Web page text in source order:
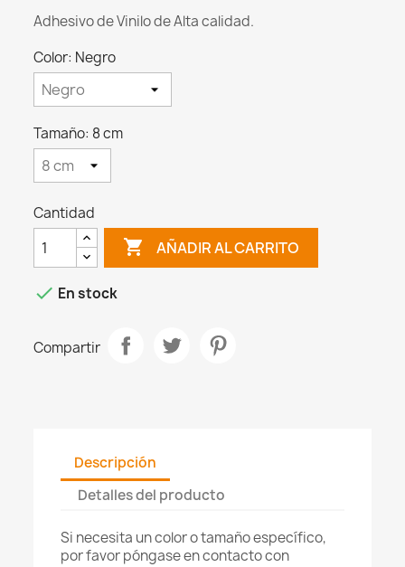
Adhesivo de Vinilo de Alta calidad.
Color: Negro
Tamaño: 8 cm
Cantidad
 AÑADIR AL CARRITO
 En stock
Compartir
Descripción
Detalles del producto
Si necesita un color o tamaño específico,
por favor póngase en contacto con